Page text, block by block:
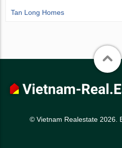
Tan Long Homes
© Vietnam Realestate 2026.